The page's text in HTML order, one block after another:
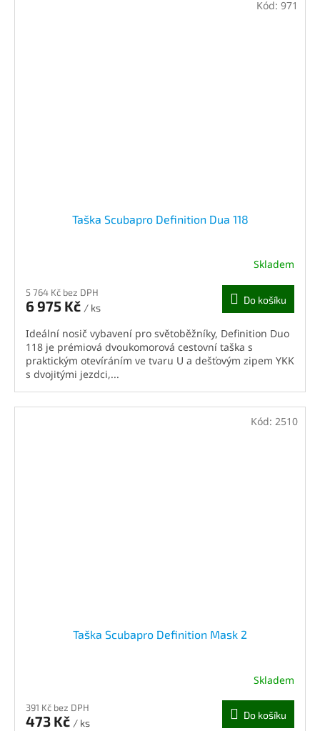
Taška Scubapro Definition Dua 118
Skladem
5 764 Kč bez DPH
6 975 Kč / ks
Do košíku
Ideální nosič vybavení pro světoběžníky, Definition Duo
118 je prémiová dvoukomorová cestovní taška s
praktickým otevíráním ve tvaru U a dešťovým zipem YKK
s dvojitými jezdci,...
Kód: 971
Taška Scubapro Definition Mask 2
Skladem
391 Kč bez DPH
473 Kč / ks
Do košíku
Kód: 2510